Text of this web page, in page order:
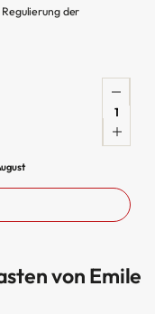
der
Menge
Argile
von Emile